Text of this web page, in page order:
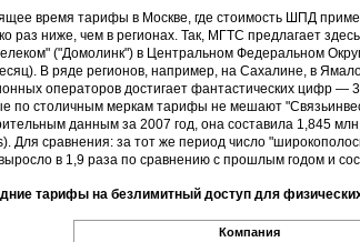
время тарифы в Москве, где стоимость ШПД
раз ниже, чем в регионах. Так, МГТС предлагает
("Домолинк") в Центральном Федеральном
В ряде регионов, например, на Сахалине, в
операторов достигает фантастических цифр —
по столичным меркам тарифы не мешают
данным за 2007 год, она составила 1,845
Для сравнения: за тот же период число
в 1,9 раза по сравнению с прошлым годом и
тарифы на безлимитный доступ для
Компания